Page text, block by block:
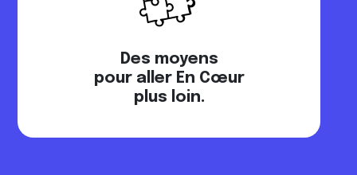
Des moyens
pour aller En Cœur
plus loin.